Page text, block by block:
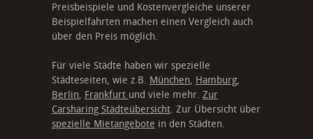
Preisbeispiele und Kostenvergleiche unserer
Beispielfahrten machen einen Vergleich auch
über den Preis möglich.
Für viele Städte haben wir spezielle
Städteseiten, wie z.B. München, Hamburg,
Berlin, Frankfurt und viele mehr. Zur
Carsharing Städteübersicht. Zur Übersicht über
spezielle Mietangebote in den Städten.